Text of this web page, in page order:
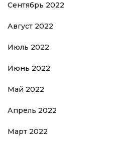
Сентябрь 2022
Август 2022
Июль 2022
Июнь 2022
Май 2022
Апрель 2022
Март 2022